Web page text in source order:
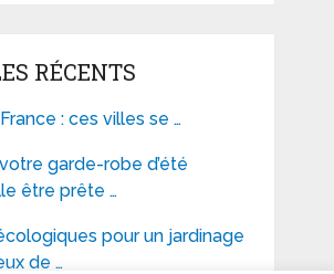
RÉCENTS
: ces villes se …
garde-robe d’été
être prête …
pour un jardinage
de …